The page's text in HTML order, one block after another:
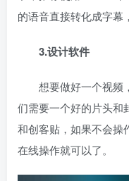
的语音直接转化成字幕
3.设计软件
想要做好一个视频
们需要一个好的片头和
和创客贴，如果不会操
在线操作就可以了。